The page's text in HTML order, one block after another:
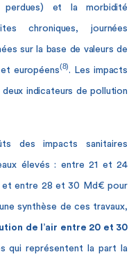
et la morbidité
chroniques, journées
sur la base de valeurs de
européens(8). Les impacts
indicateurs de pollution
des impacts sanitaires
élevés : entre 21 et 24
et entre 28 et 30 Md€ pour
synthèse de ces travaux,
de l’air entre 20 et 30
qui représentent la part la